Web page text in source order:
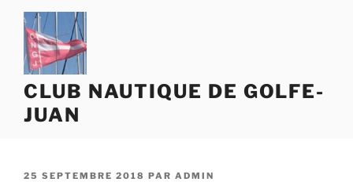
Aller
contenu
principal
CLUB NAUTIQUE DE GOLFE-
JUAN
PUBLIÉ
25 SEPTEMBRE 2018 PAR ADMIN